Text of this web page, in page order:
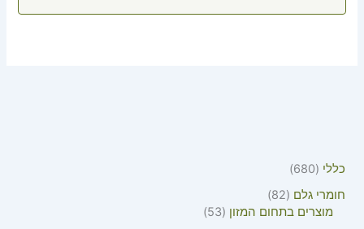
כללי
680
חומרי גלם
82
מוצרים בתחום המזון
53